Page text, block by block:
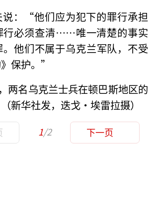
说：“他们应为犯下的罪行承担
行必须查清……唯一清楚的事实
他们不属于乌克兰军队，不受
保护。”
两名乌克兰士兵在顿巴斯地区的
新华社发，迭戈·埃雷拉摄）
1/2 下一页